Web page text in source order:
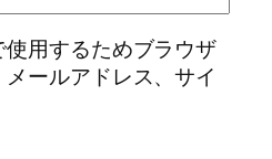
用するためブラウザ
ールアドレス、サイ